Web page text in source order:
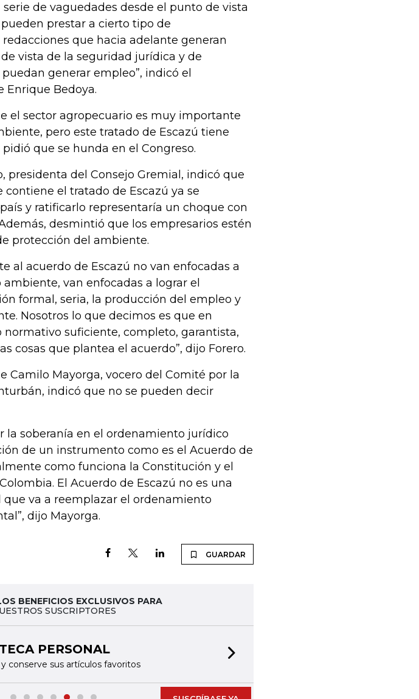
de vaguedades desde el punto de vista
prestar a cierto tipo de
que hacia adelante generan
vista de la seguridad jurídica y de
generar empleo”, indicó el
Enrique Bedoya.
el sector agropecuario es muy importante
pero este tratado de Escazú tiene
que se hunda en el Congreso.
presidenta del Consejo Gremial, indicó que
el tratado de Escazú ya se
y ratificarlo representaría un choque con
desmintió que los empresarios estén
protección del ambiente.
al acuerdo de Escazú no van enfocadas a
van enfocadas a lograr el
formal, seria, la producción del empleo y
Nosotros lo que decimos es que en
suficiente, completo, garantista,
cosas que plantea el acuerdo”, dijo Forero.
Camilo Mayorga, vocero del Comité por la
indicó que no se pueden decir
la soberanía en el ordenamiento jurídico
de un instrumento como es el Acuerdo de
como funciona la Constitución y el
El Acuerdo de Escazú no es una
va a reemplazar el ordenamiento
dijo Mayorga.
GUARDAR
BENEFICIOS EXCLUSIVOS PARA
SUSCRIPTORES
PERSONAL
conserve sus artículos favoritos